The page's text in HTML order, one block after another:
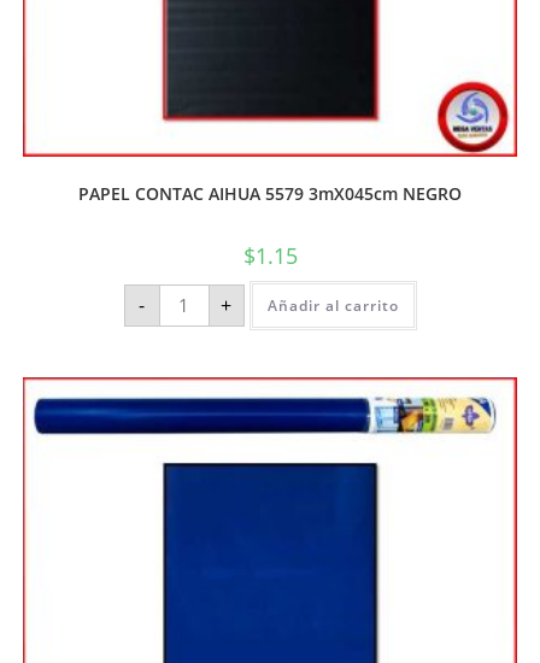
PAPEL CONTAC AIHUA 5579 3mX045cm NEGRO
$1.15
- + Añadir al carrito